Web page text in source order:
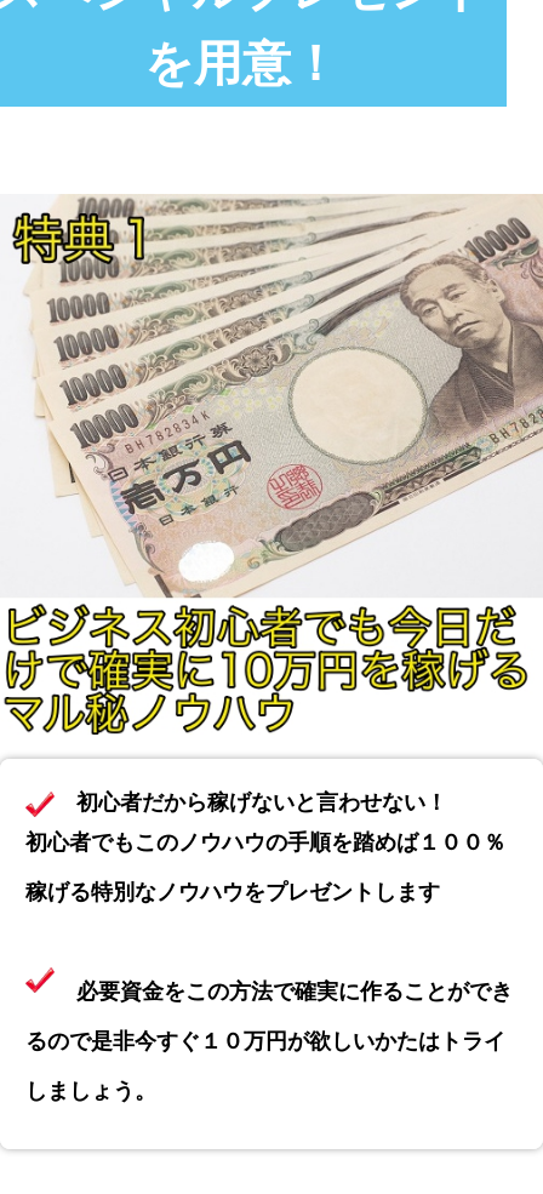
を用意！
初心者だから稼げないと言わせない！
初心者でもこのノウハウの手順を踏めば１００％
稼げる特別なノウハウをプレゼントします
必要資金をこの方法で確実に作ることができ
るので是非今すぐ１０万円が欲しいかたはトライ
しましょう。